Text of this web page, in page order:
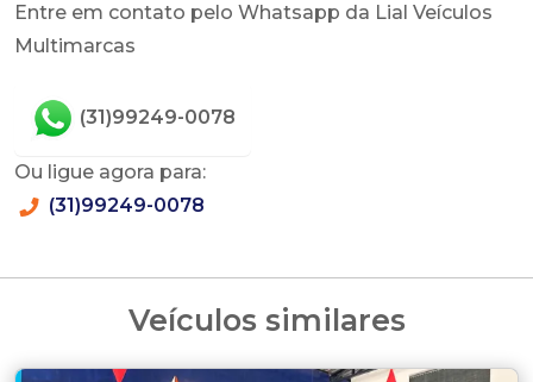
Entre em contato pelo Whatsapp da Lial Veículos
Multimarcas
(31)99249-0078
Ou ligue agora para:
(31)99249-0078
Veículos similares